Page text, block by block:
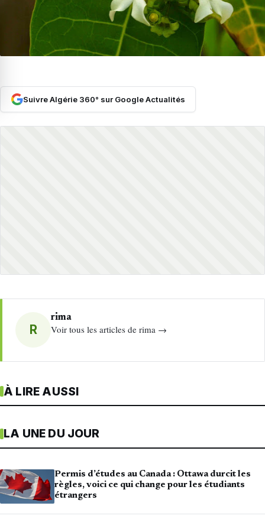
Suivre Algérie 360° sur Google Actualités
R
rima
Voir tous les articles de rima →
À LIRE AUSSI
LA UNE DU JOUR
Permis d’études au Canada : Ottawa durcit les
règles, voici ce qui change pour les étudiants
étrangers